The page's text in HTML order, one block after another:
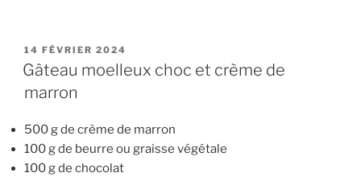
PUBLIÉ
LE
14 FÉVRIER 2024
Gâteau moelleux choc et crème de
marron
500 g de crème de marron
100 g de beurre ou graisse végétale
100 g de chocolat